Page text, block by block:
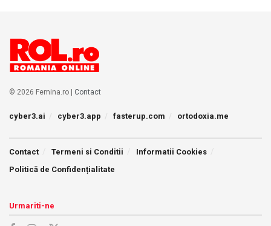
© 2026 Femina.ro | Contact
cyber3.ai cyber3.app fasterup.com ortodoxia.me
Contact Termeni si Conditii
Informatii Cookies
Politică de Confidențialitate
Urmariti-ne